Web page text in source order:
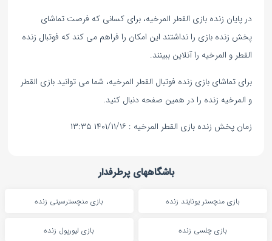
در پایان زنده بازی القطر المرخیه، برای کسانی که فرصت تماشای
پخش زنده بازی را نداشتند این امکان را فراهم می کند که فوتبال زنده
القطر و المرخیه را آنلاین ببینند.
برای تماشای بازی زنده فوتبال القطر المرخیه، شما می توانید بازی القطر
و المرخیه زنده را در همین صفحه دنبال کنید.
زمان پخش زنده بازی القطر المرخیه : ۱۴۰۱/۱۱/۱۶ ۱۳:۳۵
باشگاههای پرطرفدار
بازی منچستر یونایتد زنده بازی منچسترسیتی زنده
بازی چلسی زنده بازی لیورپول زنده